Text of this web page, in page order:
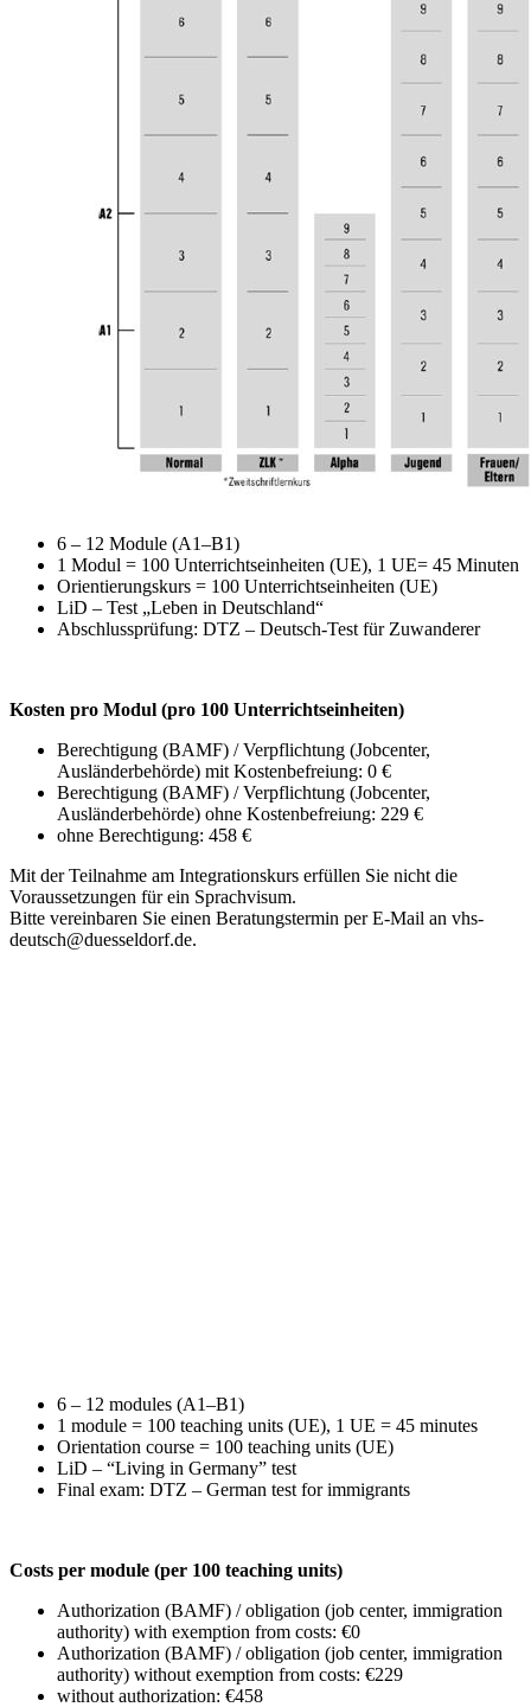
6 – 12 Module (A1–B1)
1 Modul = 100 Unterrichtseinheiten (UE), 1 UE= 45 Minuten
Orientierungskurs = 100 Unterrichtseinheiten (UE)
LiD – Test „Leben in Deutschland“
Abschlussprüfung: DTZ – Deutsch-Test für Zuwanderer
Kosten pro Modul (pro 100 Unterrichtseinheiten)
Berechtigung (BAMF) / Verpflichtung (Jobcenter,
Ausländerbehörde) mit Kostenbefreiung: 0 €
Berechtigung (BAMF) / Verpflichtung (Jobcenter,
Ausländerbehörde) ohne Kostenbefreiung: 229 €
ohne Berechtigung: 458 €
Mit der Teilnahme am Integrationskurs erfüllen Sie nicht die
Voraussetzungen für ein Sprachvisum.
Bitte vereinbaren Sie einen Beratungstermin per E-Mail an vhs-
deutsch@duesseldorf.de.
6 – 12 modules (A1–B1)
1 module = 100 teaching units (UE), 1 UE = 45 minutes
Orientation course = 100 teaching units (UE)
LiD – “Living in Germany” test
Final exam: DTZ – German test for immigrants
Costs per module (per 100 teaching units)
Authorization (BAMF) / obligation (job center, immigration
authority) with exemption from costs: €0
Authorization (BAMF) / obligation (job center, immigration
authority) without exemption from costs: €229
without authorization: €458